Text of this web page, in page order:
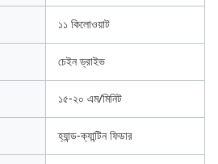
১১ কিলোওয়াট
চেইন ড্রাইভ
১৫-২০ এম/মিনিট
হ্যান্ড-ক্যান্টিন ফিডার